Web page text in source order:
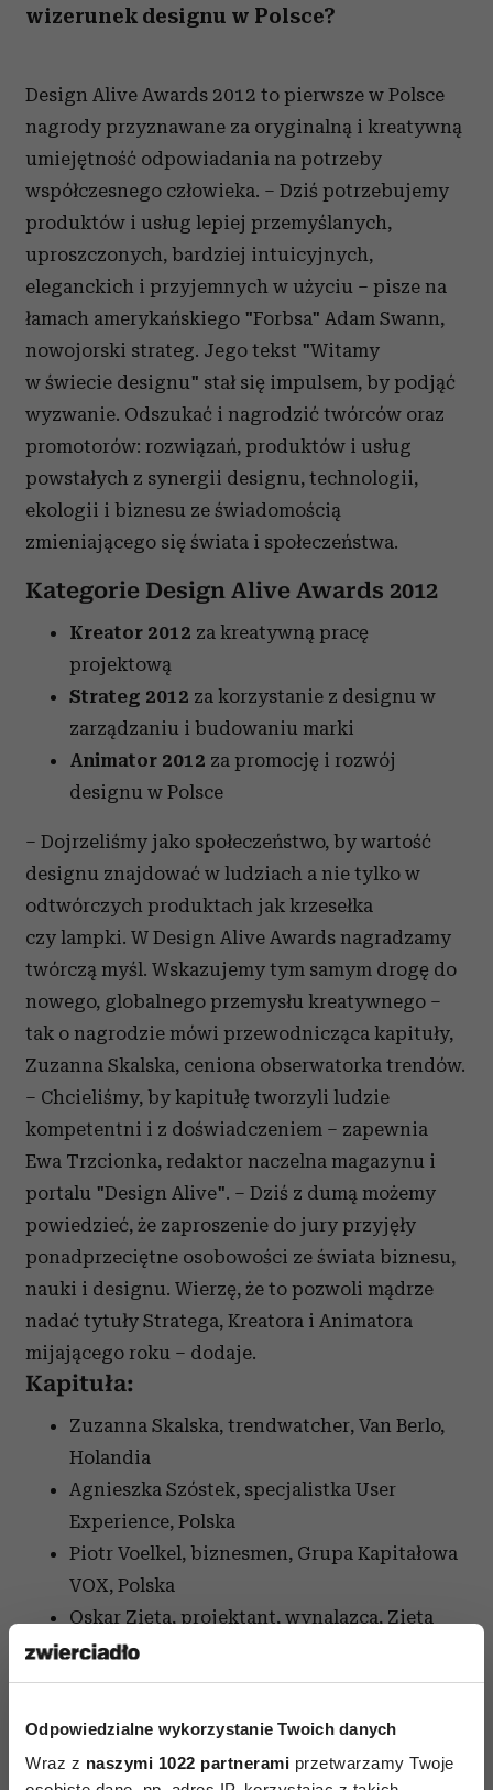
Odpowiedzialne wykorzystanie Twoich danych
Wraz z naszymi 1022 partnerami przetwarzamy Twoje
wizerunek designu w Polsce?
Design Alive Awards 2012 to pierwsze w Polsce
nagrody przyznawane za oryginalną i kreatywną
umiejętność odpowiadania na potrzeby
współczesnego człowieka. – Dziś potrzebujemy
produktów i usług lepiej przemyślanych,
uproszczonych, bardziej intuicyjnych,
eleganckich i przyjemnych w użyciu – pisze na
łamach amerykańskiego "Forbsa" Adam Swann,
nowojorski strateg. Jego tekst "Witamy
w świecie designu" stał się impulsem, by podjąć
wyzwanie. Odszukać i nagrodzić twórców oraz
promotorów: rozwiązań, produktów i usług
powstałych z synergii designu, technologii,
ekologii i biznesu ze świadomością
zmieniającego się świata i społeczeństwa.
Kategorie Design Alive Awards 2012
Kreator 2012 za kreatywną pracę
projektową
Strateg 2012 za korzystanie z designu w
zarządzaniu i budowaniu marki
Animator 2012 za promocję i rozwój
designu w Polsce
– Dojrzeliśmy jako społeczeństwo, by wartość
designu znajdować w ludziach a nie tylko w
odtwórczych produktach jak krzesełka
czy lampki. W Design Alive Awards nagradzamy
twórczą myśl. Wskazujemy tym samym drogę do
nowego, globalnego przemysłu kreatywnego –
tak o nagrodzie mówi przewodnicząca kapituły,
Zuzanna Skalska, ceniona obserwatorka trendów.
– Chcieliśmy, by kapitułę tworzyli ludzie
kompetentni i z doświadczeniem – zapewnia
Ewa Trzcionka, redaktor naczelna magazynu i
portalu "Design Alive". – Dziś z dumą możemy
powiedzieć, że zaproszenie do jury przyjęły
ponadprzeciętne osobowości ze świata biznesu,
nauki i designu. Wierzę, że to pozwoli mądrze
nadać tytuły Stratega, Kreatora i Animatora
mijającego roku – dodaje.
Kapituła:
Zuzanna Skalska, trendwatcher, Van Berlo,
Holandia
Agnieszka Szóstek, specjalistka User
Experience, Polska
Piotr Voelkel, biznesmen, Grupa Kapitałowa
VOX, Polska
Oskar Zięta, projektant, wynalazca, Zieta
Prozessdesign, Szwajcaria, Polska
Ake Rudolf, niezależny kurator designu,
Ewa Trzcionka, redaktor naczelna Design
Alive, Polska